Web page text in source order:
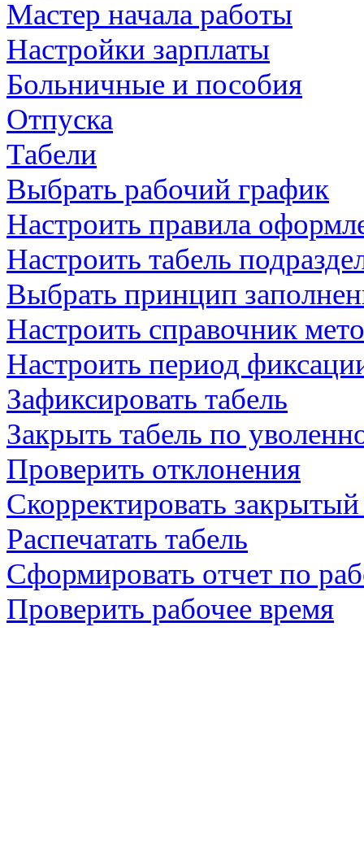
Мастер начала работы
Настройки зарплаты
Больничные и пособия
Отпуска
Табели
Выбрать рабочий график
Настроить правила
Настроить табель
Выбрать принцип
Настроить справочник
Настроить период
Зафиксировать табель
Закрыть табель по
Проверить отклонения
Скорректировать закрытый
Распечатать табель
Сформировать отчет по
Проверить рабочее время